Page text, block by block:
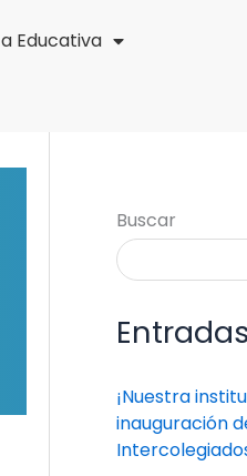
Educativa
Buscar
¡Nuestra
inauguración